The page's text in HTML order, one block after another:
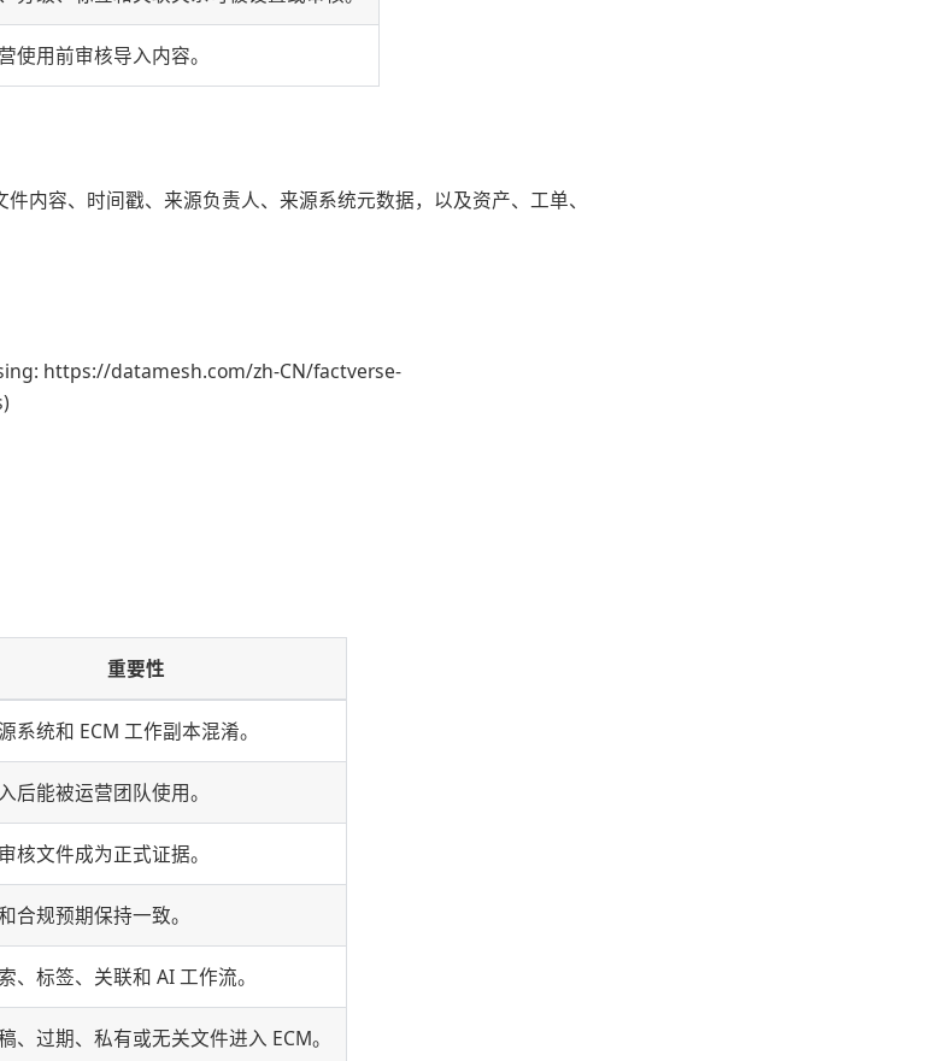
使用前审核导入内容。
内容、时间戳、来源负责人、来源系统元数据，以及资产、工单、
https://datamesh.com/zh-CN/factverse-
重要性
系统和 ECM 工作副本混淆。
后能被运营团队使用。
核文件成为正式证据。
合规预期保持一致。
、标签、关联和 AI 工作流。
、过期、私有或无关文件进入 ECM。